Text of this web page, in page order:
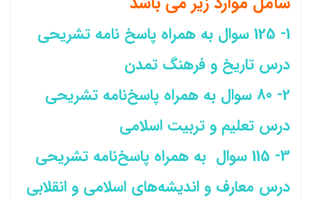
1- 125 سوال به همراه پاسخ نامه تشریحی
درس تاریخ و فرهنگ تمدن
2- 80 سوال به همراه پاسخ‌نامه تشریحی
درس تعلیم و تربیت اسلامی
3- 115 سوال به همراه پاسخ‌نامه تشریحی
درس معارف و اندیشه‌های اسلامی و انقلابی